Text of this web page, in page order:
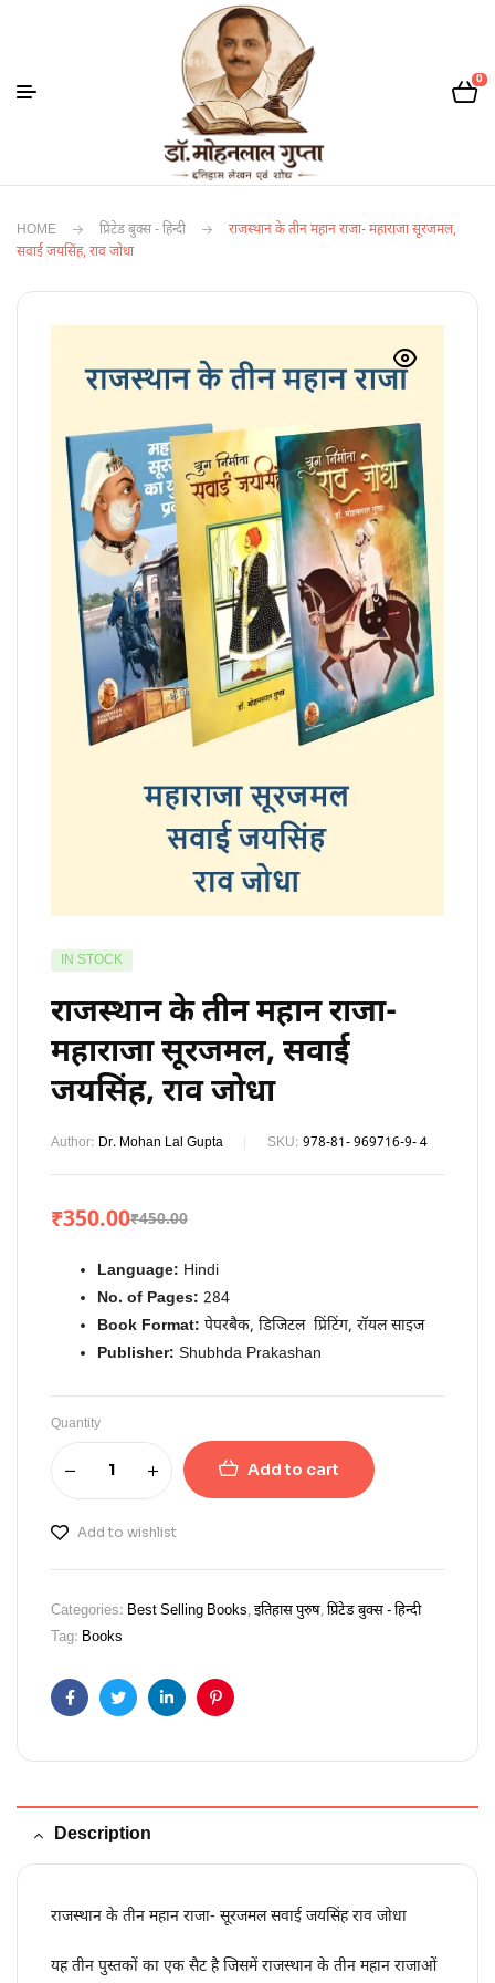
0
HOME प्रिंटेड बुक्स - हिन्दी
राजस्थान के तीन महान राजा- महाराजा सूरजमल,
सवाई जयसिंह, राव जोधा
IN STOCK
राजस्थान के तीन महान राजा-
महाराजा सूरजमल, सवाई
जयसिंह, राव जोधा
Author: Dr. Mohan Lal Gupta SKU: 978-81- 969716-9- 4
₹450.00
₹350.00
Language: Hindi
No. of Pages: 284
Book Format: पेपरबैक, डिजिटल प्रिंटिंग, रॉयल साइज
Publisher: Shubhda Prakashan
Quantity
Add to cart
Add to wishlist
Categories: Best Selling Books,इतिहास पुरुष,प्रिंटेड बुक्स - हिन्दी
Tag: Books
FacebookTwitterLinkedinPinterest
Description
राजस्थान के तीन महान राजा- सूरजमल सवाई जयसिंह राव जोधा
यह तीन पुस्तकों का एक सैट है जिसमें राजस्थान के तीन महान राजाओं